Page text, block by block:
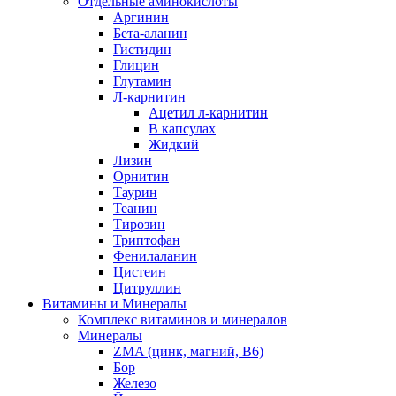
Аргинин
Бета-аланин
Гистидин
Глицин
Глутамин
Л-карнитин
Ацетил л-карнитин
В капсулах
Жидкий
Лизин
Орнитин
Таурин
Теанин
Тирозин
Триптофан
Фенилаланин
Цистеин
Цитруллин
Витамины и Минералы
Комплекс витаминов и минералов
Минералы
ZMA (цинк, магний, В6)
Бор
Железо